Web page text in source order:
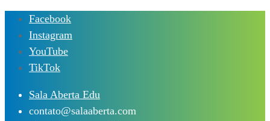
Skip
content
Facebook
Instagram
YouTube
TikTok
Sala Aberta Edu
contato@salaaberta.com